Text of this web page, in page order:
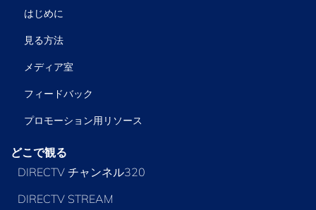
はじめに
見る方法
メディア室
フィードバック
プロモーション用リソース
どこで観る
DIRECTV チャンネル320
DIRECTV STREAM